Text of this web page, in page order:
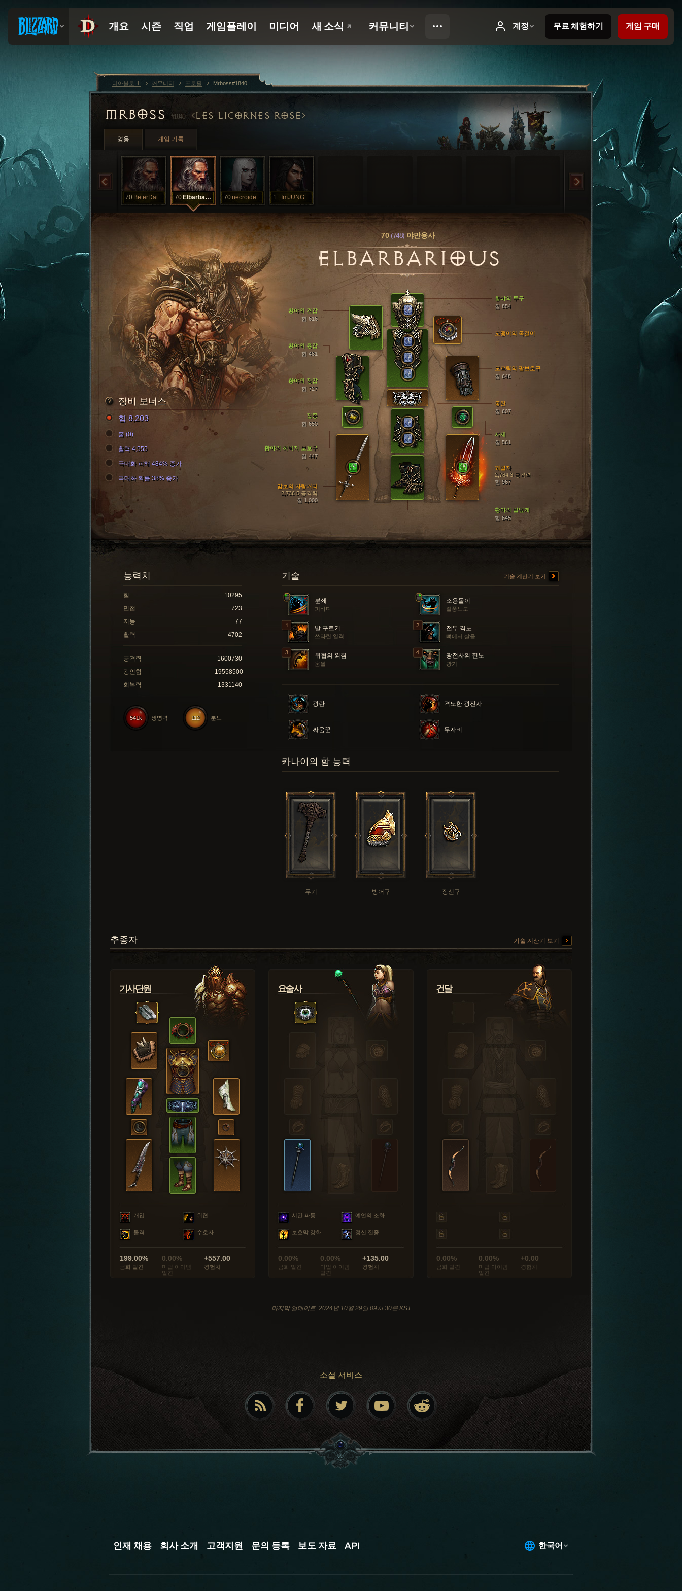
MRBOSS #1840 LES LICORNES ROSE
영웅 게임 기록
70 BeterDatmodz 70 Elbarbarious 70necroide 1 ImJUNGROAN
70(748) 야만용사
ELBARBARIOUS
황야의 투구
힘 854
황야의 흉갑
힘 481
황야의 발덮개
힘 645
황야의 장갑
힘 727
황야의 견갑
힘 616
황야의 허벅지 보호구
힘 447
모르틱의 팔보호구
힘 648
암보의 자랑거리
2,736.5 공격력
힘 1,000
궤멸자
2,784.3 공격력
힘 967
통탄
힘 607
자제
힘 561
집중
힘 650
꼬맹이의 목걸이
장비 보너스
힘 8,203
홈 (0)
활력 4,555
극대화 피해 484% 증가
극대화 확률 38% 증가
기술 기술 계산기 보기
분쇄
피바다
소용돌이
질풍노도
발 구르기
쓰라린 일격
전투 격노
뼈에서 살을
위협의 외침
움찔
광전사의 진노
광기
광란 격노한 광전사
싸움꾼 무자비
능력치
힘
10295
민첩
723
지능
77
활력
4702
공격력
1600730
강인함
19558500
회복력
1331140
112 분노
541k 생명력
카나이의 함 능력
무기 방어구 장신구
추종자 기술 계산기 보기
기사단원
개입 위협
돌격 수호자
199.00%
금화 발견
0.00%
마법 아이템
발견
+557.00
경험치
요술사
시간 파동 예언의 조화
보호막 강화 정신 집중
0.00%
금화 발견
0.00%
마법 아이템
발견
+135.00
경험치
건달
0.00%
금화 발견
0.00%
마법 아이템
발견
+0.00
경험치
마지막 업데이트: 2024년 10월 29일 09시 30분 KST
소셜 서비스
디아블로 III 커뮤니티 프로필 Mrboss#1840